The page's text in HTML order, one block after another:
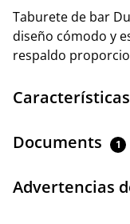
Taburete de bar
diseño cómodo y
respaldo
Características
Documents 1
Advertencias